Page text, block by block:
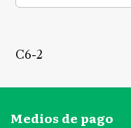
C6-2
Medios de pago